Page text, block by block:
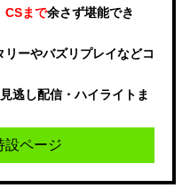
CSまで余さず堪能でき
ーやバズリプレイなどコ
逃し配信・ハイライトま
設ページ